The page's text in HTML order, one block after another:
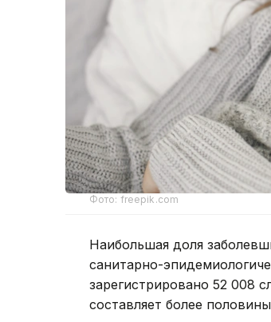
Фото: freepik.com
Наибольшая доля
санитарно-
зарегистрировано 52 008
составляет более